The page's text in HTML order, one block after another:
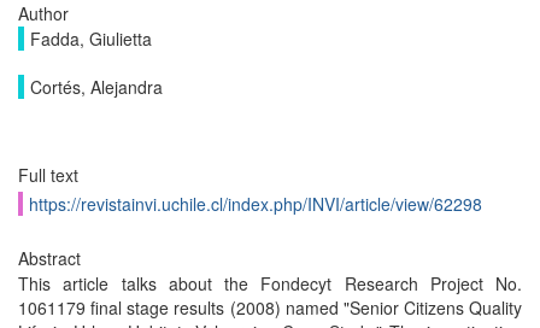
Author
Fadda, Giulietta
Cortés, Alejandra
Full text
https://revistainvi.uchile.cl/index.php/INVI/article/view/62298
Abstract
This article talks about the Fondecyt Research Project No.
1061179 final stage results (2008) named "Senior Citizens Quality